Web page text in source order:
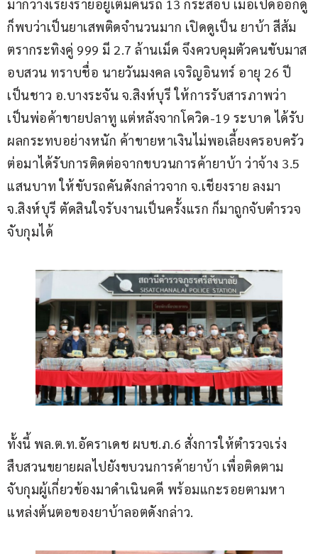
มากวางเรียงรายอยู่เต็มคันรถ 13 กระสอบ เมื่อเปิดออกดู
ก็พบว่าเป็นยาเสพติดจำนวนมาก เปิดดูเป็น ยาบ้า สีส้ม
ตรากระทิงคู่ 999 มี 2.7 ล้านเม็ด จึงควบคุมตัวคนขับมาส
อบสวน ทราบชื่อ นายวันมงคล เจริญอินทร์ อายุ 26 ปี
เป็นชาว อ.บางระจัน จ.สิงห์บุรี ให้การรับสารภาพว่า
เป็นพ่อค้าขายปลาทู แต่หลังจากโควิด-19 ระบาด ได้รับ
ผลกระทบอย่างหนัก ค้าขายหาเงินไม่พอเลี้ยงครอบครัว
ต่อมาได้รับการติดต่อจากขบวนการค้ายาบ้า ว่าจ้าง 3.5
แสนบาท ให้ขับรถคันดังกล่าวจาก จ.เชียงราย ลงมา
จ.สิงห์บุรี ตัดสินใจรับงานเป็นครั้งแรก ก็มาถูกจับตำรวจ
จับกุมได้
ทั้งนี้ พล.ต.ท.อัคราเดช ผบช.ภ.6 สั่งการให้ตำรวจเร่ง
สืบสวนขยายผลไปยังขบวนการค้ายาบ้า เพื่อติดตาม
จับกุมผู้เกี่ยวข้องมาดำเนินคดี พร้อมแกะรอยตามหา
แหล่งต้นตอของยาบ้าลอตดังกล่าว.